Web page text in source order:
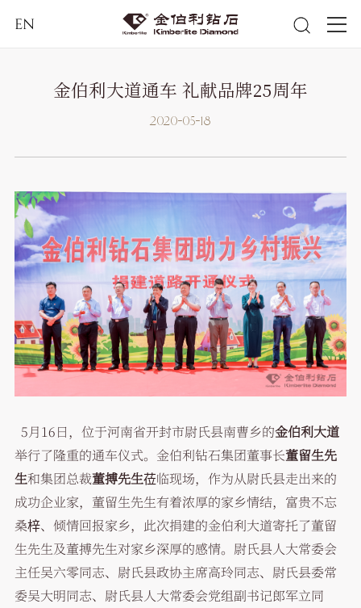
EN
金伯利大道通车 礼献品牌25周年
2020-05-18
5月16日，位于河南省开封市尉氏县南曹乡的金伯利大道
举行了隆重的通车仪式。金伯利钻石集团董事长董留生先
生和集团总裁董搏先生莅临现场，作为从尉氏县走出来的
成功企业家，董留生先生有着浓厚的家乡情结，富贵不忘
桑梓、倾情回报家乡，此次捐建的金伯利大道寄托了董留
生先生及董搏先生对家乡深厚的感情。尉氏县人大常委会
主任吴六零同志、尉氏县政协主席高玲同志、尉氏县委常
委吴大明同志、尉氏县人大常委会党组副书记郎军立同